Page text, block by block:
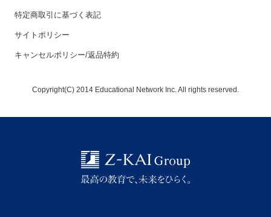
特定商取引に基づく表記
サイトポリシー
キャンセルポリシー/返品特約
Copyright(C) 2014 Educational Network Inc. All rights reserved.